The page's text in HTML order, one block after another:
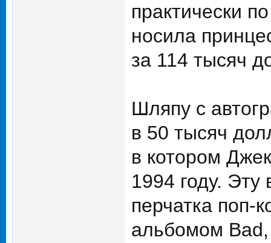
практически
носила
за 114 тысяч
Шляпу с
в 50 тысяч
в котором
1994 году.
перчатка поп-
альбомом